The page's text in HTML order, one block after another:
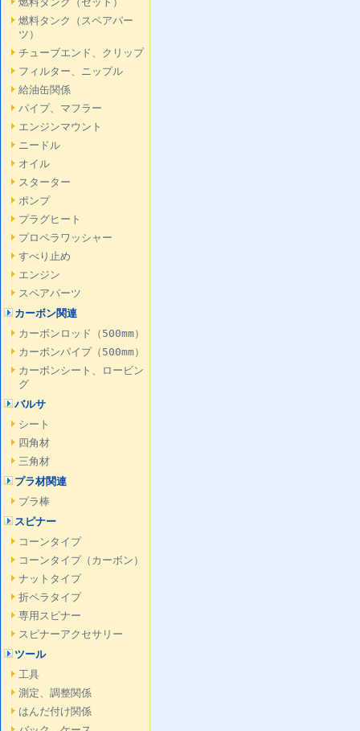
燃料タンク（スペアパー
ツ）
チューブエンド、クリップ
フィルター、ニップル
給油缶関係
パイプ、マフラー
エンジンマウント
ニードル
オイル
スターター
ポンプ
プラグヒート
プロペラワッシャー
すべり止め
エンジン
スペアパーツ
カーボン関連
カーボンロッド（500mm）
カーボンパイプ（500mm）
カーボンシート、ロービン
グ
バルサ
シート
四角材
三角材
プラ材関連
プラ棒
スピナー
コーンタイプ
コーンタイプ（カーボン）
ナットタイプ
折ペラタイプ
専用スピナー
スピナーアクセサリー
ツール
工具
測定、調整関係
はんだ付け関係